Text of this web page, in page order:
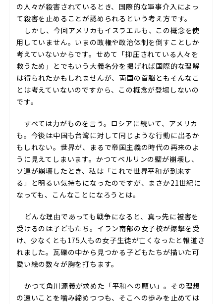
の人々が殺害されているとき、国際的な軍事介入によっ
て殺害を止めることが認められるという考え方です。
しかし、今回アメリカもイスラエルも、この概念を使
用していません。いまの政権や政治体制を倒すことしか
考えていないからです。せめて「抑圧されている人々を
救うため」とでもいう大義名分を掲げれば国際的な理解
は得られたかもしれませんが、両国の首脳ともそんなこ
とは考えていないのですから、この概念が登場しないの
です。
すべては力がものを言う。ロシアに続いて、アメリカ
も。今後は中国も台湾に対して同じような行動に出るか
もしれない。世界が、まるで帝国主義の時代の再来のよ
うに見えてしまいます。かつてベルリンの壁が崩壊し、
ソ連が崩壊したとき、私は「これで世界平和が到来す
る」と明るい気持ちになったのですが、まさか21世紀に
なっても、こんなことになろうとは。
どんな理由であっても戦争になると、真っ先に被害を
受けるのは子どもたち。イラン南部の女子校が爆撃を受
け、少なくとも175人もの女子生徒が亡くなったと報道さ
れました。瓦礫の中から見つかる子どもたちが描いた可
愛い絵の数々が胸を打ちます。
かつて角川源義が求めた「平和への願い」。その理想
の遠いことを噛み締めつつも、そこへの歩みを止めては